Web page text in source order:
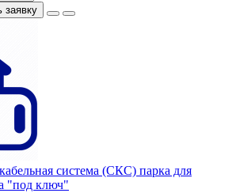
заявку
система (СКС) парка для
"под ключ"